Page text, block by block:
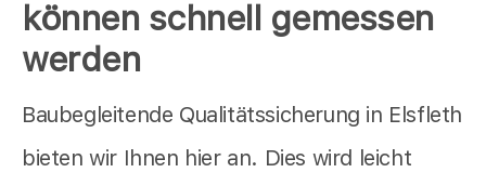
können schnell gemessen
werden
Baubegleitende Qualitätssicherung in Elsfleth
bieten wir Ihnen hier an. Dies wird leicht